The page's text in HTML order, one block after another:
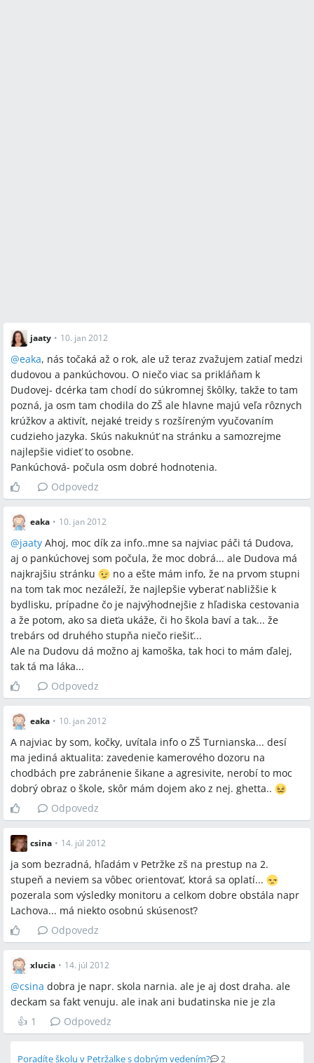
jaaty • 10. jan 2012
@eaka, nás točaká až o rok, ale už teraz zvažujem zatiaľ medzi
dudovou a pankúchovou. O niečo viac sa prikláňam k
Dudovej- dcérka tam chodí do súkromnej škôlky, takže to tam
pozná, ja osm tam chodila do ZŠ ale hlavne majú veľa rôznych
krúžkov a aktivít, nejaké treidy s rozšíreným vyučovaním
cudzieho jazyka. Skús nakuknúť na stránku a samozrejme
najlepšie vidieť to osobne.
Pankúchová- počula osm dobré hodnotenia.
Odpovedz
eaka • 10. jan 2012
@jaaty Ahoj, moc dík za info..mne sa najviac páči tá Dudova,
aj o pankúchovej som počula, že moc dobrá... ale Dudova má
najkrajšiu stránku
no a ešte mám info, že na prvom stupni
na tom tak moc nezáleží, že najlepšie vyberať nabližšie k
bydlisku, prípadne čo je najvýhodnejšie z hľadiska cestovania
a že potom, ako sa dieťa ukáže, či ho škola baví a tak... že
trebárs od druhého stupňa niečo riešiť...
Ale na Dudovu dá možno aj kamoška, tak hoci to mám ďalej,
tak tá ma láka...
Odpovedz
eaka • 10. jan 2012
A najviac by som, kočky, uvítala info o ZŠ Turnianska... desí
ma jediná aktualita: zavedenie kamerového dozoru na
chodbách pre zabránenie šikane a agresivite, nerobí to moc
dobrý obraz o škole, skôr mám dojem ako z nej. ghetta..
Odpovedz
csina • 14. júl 2012
ja som bezradná, hľadám v Petržke zš na prestup na 2.
stupeň a neviem sa vôbec orientovať, ktorá sa oplatí...
pozerala som výsledky monitoru a celkom dobre obstála napr
Lachova... má niekto osobnú skúsenosť?
Odpovedz
xlucia • 14. júl 2012
@csina dobra je napr. skola narnia. ale je aj dost draha. ale
deckam sa fakt venuju. ale inak ani budatinska nie je zla
👍 1 Odpovedz
Poradíte školu v Petržalke s dobrým vedením? 2